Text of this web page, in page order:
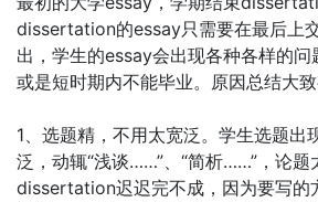
dissertation的essay只需要在最后上
出，学生的essay会出现各种各样的
或是短时期内不能毕业。原因总结大致
1、选题精，不用太宽泛。学生选题出
泛，动辄“浅谈……”、“简析……”，论题
dissertation迟迟完不成，因为要写的